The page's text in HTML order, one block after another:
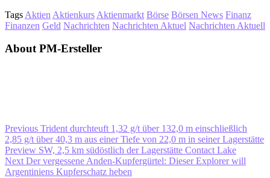
Tags Aktien Aktienkurs Aktienmarkt Börse Börsen News Finanz
Finanzen Geld Nachrichten Nachrichten Aktuel Nachrichten Aktuell
About PM-Ersteller
Previous Trident durchteuft 1,32 g/t über 132,0 m einschließlich
2,85 g/t über 40,3 m aus einer Tiefe von 22,0 m in seiner Lagerstätte
Preview SW, 2,5 km südöstlich der Lagerstätte Contact Lake
Next Der vergessene Anden-Kupfergürtel: Dieser Explorer will
Argentiniens Kupferschatz heben